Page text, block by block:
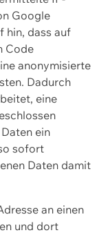
Google
hin, dass auf
Code
anonymisierte
Dadurch
eine
ein
sofort
Daten damit
an einen
und dort